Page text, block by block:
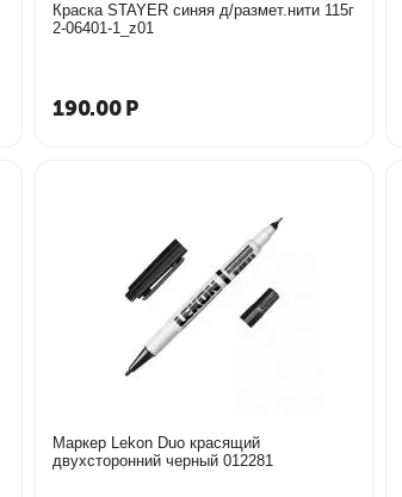
Краска STAYER синяя д/размет.нити 115г
2-06401-1_z01
190.00 Р
Маркер Lekon Duo красящий
двухсторонний черный 012281